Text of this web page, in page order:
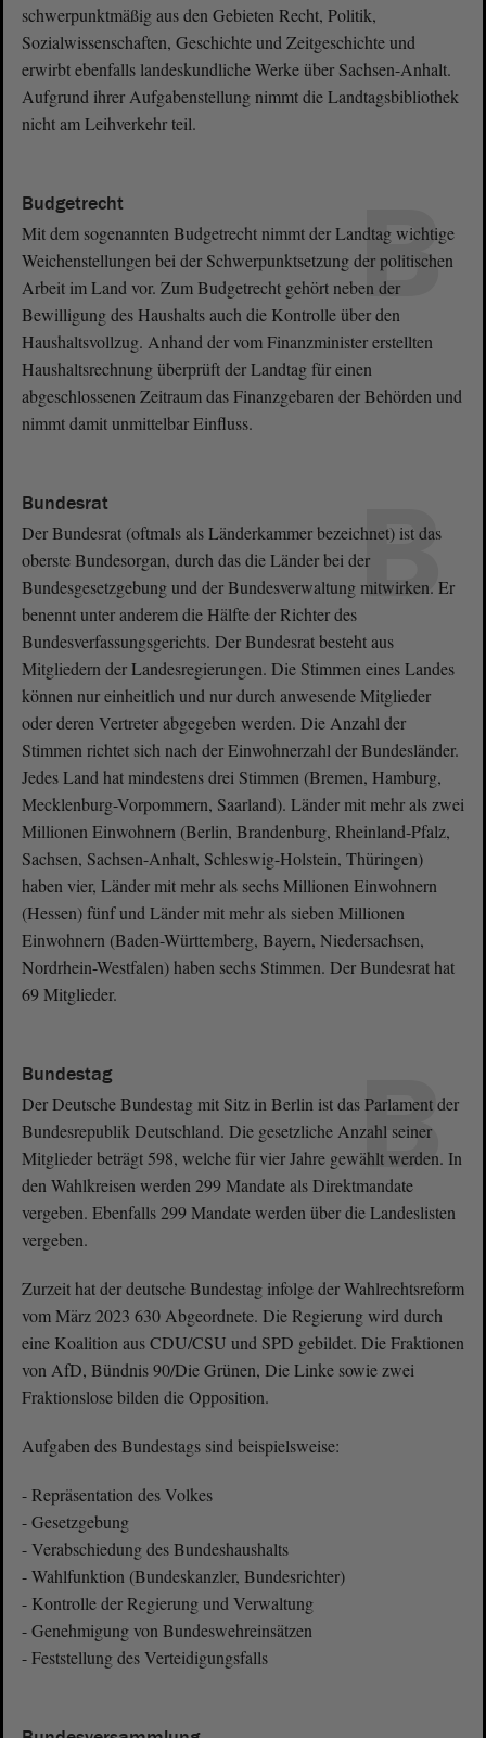
schwerpunktmäßig aus den Gebieten Recht, Politik,
Sozialwissenschaften, Geschichte und Zeitgeschichte und
erwirbt ebenfalls landeskundliche Werke über Sachsen-Anhalt.
Aufgrund ihrer Aufgabenstellung nimmt die Landtagsbibliothek
nicht am Leihverkehr teil.
B
Budgetrecht
Mit dem sogenannten Budgetrecht nimmt der Landtag wichtige
Weichenstellungen bei der Schwerpunktsetzung der politischen
Arbeit im Land vor. Zum Budgetrecht gehört neben der
Bewilligung des Haushalts auch die Kontrolle über den
Haushaltsvollzug. Anhand der vom Finanzminister erstellten
Haushaltsrechnung überprüft der Landtag für einen
abgeschlossenen Zeitraum das Finanzgebaren der Behörden und
nimmt damit unmittelbar Einfluss.
B
Bundesrat
Der Bundesrat (oftmals als Länderkammer bezeichnet) ist das
oberste Bundesorgan, durch das die Länder bei der
Bundesgesetzgebung und der Bundesverwaltung mitwirken. Er
benennt unter anderem die Hälfte der Richter des
Bundesverfassungsgerichts. Der Bundesrat besteht aus
Mitgliedern der Landesregierungen. Die Stimmen eines Landes
können nur einheitlich und nur durch anwesende Mitglieder
oder deren Vertreter abgegeben werden. Die Anzahl der
Stimmen richtet sich nach der Einwohnerzahl der Bundesländer.
Jedes Land hat mindestens drei Stimmen (Bremen, Hamburg,
Mecklenburg-Vorpommern, Saarland). Länder mit mehr als zwei
Millionen Einwohnern (Berlin, Brandenburg, Rheinland-Pfalz,
Sachsen, Sachsen-Anhalt, Schleswig-Holstein, Thüringen)
haben vier, Länder mit mehr als sechs Millionen Einwohnern
(Hessen) fünf und Länder mit mehr als sieben Millionen
Einwohnern (Baden-Württemberg, Bayern, Niedersachsen,
Nordrhein-Westfalen) haben sechs Stimmen. Der Bundesrat hat
69 Mitglieder.
B
Bundestag
Der Deutsche Bundestag mit Sitz in Berlin ist das Parlament der
Bundesrepublik Deutschland. Die gesetzliche Anzahl seiner
Mitglieder beträgt 598, welche für vier Jahre gewählt werden. In
den Wahlkreisen werden 299 Mandate als Direktmandate
vergeben. Ebenfalls 299 Mandate werden über die Landeslisten
vergeben.
Zurzeit hat der deutsche Bundestag infolge der Wahlrechtsreform
vom März 2023 630 Abgeordnete. Die Regierung wird durch
eine Koalition aus CDU/CSU und SPD gebildet. Die Fraktionen
von AfD, Bündnis 90/Die Grünen, Die Linke sowie zwei
Fraktionslose bilden die Opposition.
Aufgaben des Bundestags sind beispielsweise:
- Repräsentation des Volkes
- Gesetzgebung
- Verabschiedung des Bundeshaushalts
- Wahlfunktion (Bundeskanzler, Bundesrichter)
- Kontrolle der Regierung und Verwaltung
- Genehmigung von Bundeswehreinsätzen
- Feststellung des Verteidigungsfalls